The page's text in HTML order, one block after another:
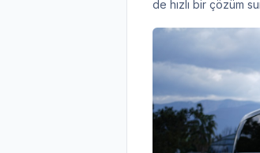
de hızlı bir çözüm